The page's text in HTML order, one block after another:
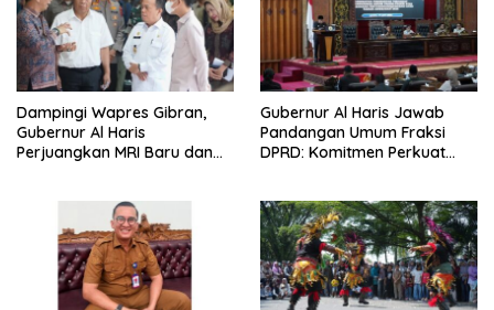
Dampingi Wapres Gibran,
Gubernur Al Haris
Perjuangkan MRI Baru dan
Gubernur Al Haris Jawab
Pandangan Umum Fraksi
DPRD: Komitmen Perkuat